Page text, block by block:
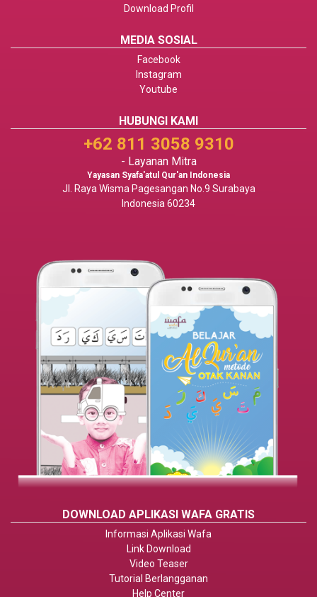
Download Profil
MEDIA SOSIAL
Facebook
Instagram
Youtube
HUBUNGI KAMI
+62 811 3058 9310
- Layanan Mitra
Yayasan Syafa'atul Qur'an Indonesia
Jl. Raya Wisma Pagesangan No.9 Surabaya
Indonesia 60234
DOWNLOAD APLIKASI WAFA GRATIS
Informasi Aplikasi Wafa
Link Download
Video Teaser
Tutorial Berlangganan
Help Center